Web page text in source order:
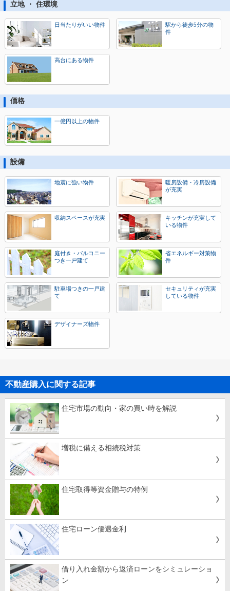
立地 ・ 住環境
日当たりがいい物件
駅から徒歩5分の物
件
高台にある物件
価格
一億円以上の物件
設備
地震に強い物件
暖房設備・冷房設備
が充実
収納スペースが充実
キッチンが充実して
いる物件
庭付き・バルコニー
つき一戸建て
省エネルギー対策物
件
駐車場つきの一戸建
て
セキュリティが充実
している物件
デザイナーズ物件
不動産購入に関する記事
住宅市場の動向・家の買い時を解説
増税に備える相続税対策
住宅取得等資金贈与の特例
住宅ローン優遇金利
借り入れ金額から返済ローンをシミュレーショ
ン